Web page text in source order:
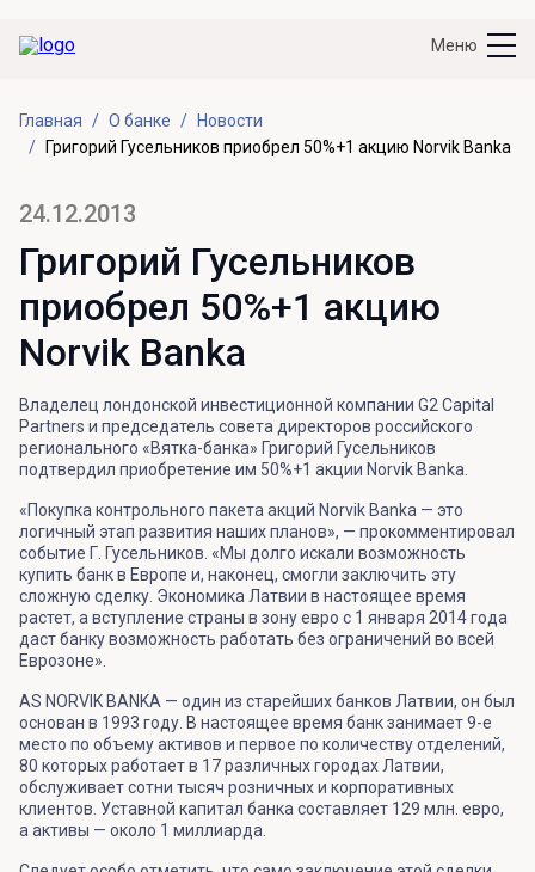
Меню
Главная О банке
Новости
Григорий Гусельников приобрел 50%+1 акцию Norvik Banka
24.12.2013
Григорий Гусельников
приобрел 50%+1 акцию
Norvik Banka
Владелец лондонской инвестиционной компании G2 Capital
Partners и председатель совета директоров российского
регионального «Вятка-банка» Григорий Гусельников
подтвердил приобретение им 50%+1 акции Norvik Banka.
«Покупка контрольного пакета акций Norvik Banka — это
логичный этап развития наших планов», — прокомментировал
событие Г. Гусельников. «Мы долго искали возможность
купить банк в Европе и, наконец, смогли заключить эту
сложную сделку. Экономика Латвии в настоящее время
растет, а вступление страны в зону евро с 1 января 2014 года
даст банку возможность работать без ограничений во всей
Еврозоне».
AS NORVIK BANKA — один из старейших банков Латвии, он был
основан в 1993 году. В настоящее время банк занимает 9-е
место по объему активов и первое по количеству отделений,
80 которых работает в 17 различных городах Латвии,
обслуживает сотни тысяч розничных и корпоративных
клиентов. Уставной капитал банка составляет 129 млн. евро,
а активы — около 1 миллиарда.